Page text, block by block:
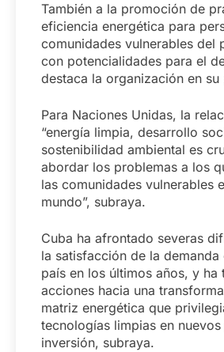
También a la promoción de
eficiencia energética para
comunidades vulnerables del
con potencialidades para el
destaca la organización en su
Para Naciones Unidas, la
“energía limpia, desarrollo
sostenibilidad ambiental es
abordar los problemas a los
las comunidades vulnerables
mundo”, subraya.
Cuba ha afrontado severas
la satisfacción de la demanda
país en los últimos años, y ha
acciones hacia una
matriz energética que
tecnologías limpias en
inversión, subraya.